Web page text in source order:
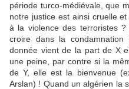
période turco-médiévale, que
notre justice est ainsi cruelle
à la violence des terroristes
croire dans la
donnée vient de la part de X
une peine, par contre si la
de Y, elle est la bienvenue
Arslan) ! Quand un algérien la